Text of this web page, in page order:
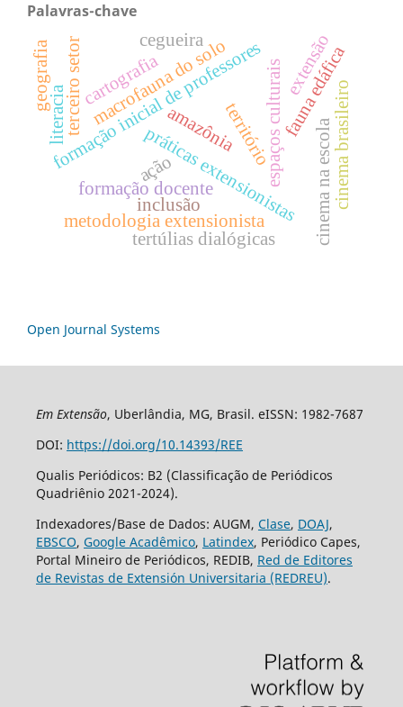
Palavras-chave
espaços culturais
formação inicial de professores
práticas extensionistas
amazônia
macrofauna do solo fauna edáfica
cinema na escolacinema brasileiro
formação docente
terceiro setor
metodologia extensionista
território
cegueira
literacia
ação
inclusão
extensão
tertúlias dialógicas
geografia cartografia
Open Journal Systems
Em Extensão, Uberlândia, MG, Brasil. eISSN: 1982-7687
DOI: https://doi.org/10.14393/REE
Qualis Periódicos: B2 (Classificação de Periódicos
Quadriênio 2021-2024).
Indexadores/Base de Dados: AUGM, Clase, DOAJ,
EBSCO, Google Acadêmico, Latindex, Periódico Capes,
Portal Mineiro de Periódicos, REDIB, Red de Editores
de Revistas de Extensión Universitaria (REDREU).